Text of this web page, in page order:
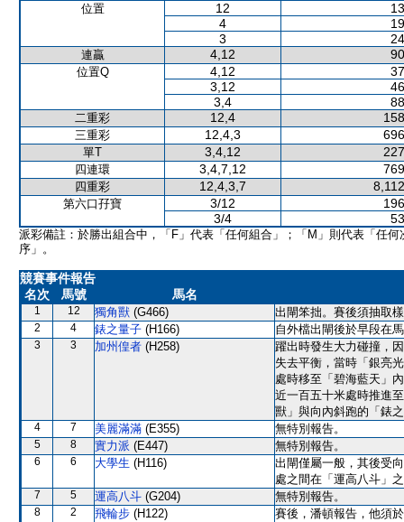
位置 12
4
3
連贏 4,12
位置Q 4,12
3,12
3,4
二重彩 12,4
三重彩 12,4,3
單T 3,4,12
四連環 3,4,7,12
四重彩 12,4,3,7
第六口孖寶 3/12
3/4
派彩備註：於勝出組合中，「F」代表「任何組合」；「M」則代表「任何
序」。
競賽事件報告
名次
馬號 馬名
1 12 獨角獸 (G466) 出閘笨拙。賽後須抽取
2 4 錶之量子 (H166) 自外檔出閘後於早段在
3 3 加州偟者 (H258)
躍出時發生大力碰撞，
失去平衡，當時「銀亮
處時移至「碧海藍天」
近一百五十米處時推進
獸」與向內斜跑的「錶
4 7 美麗滿滿 (E355) 無特別報告。
5 8 實力派 (E447) 無特別報告。
6 6 大學生 (H116)
出閘僅屬一般，其後受
處之間在「運高八斗」
7 5 運高八斗 (G204) 無特別報告。
8 2 飛輪步 (H122)
賽後，潘頓報告，他須